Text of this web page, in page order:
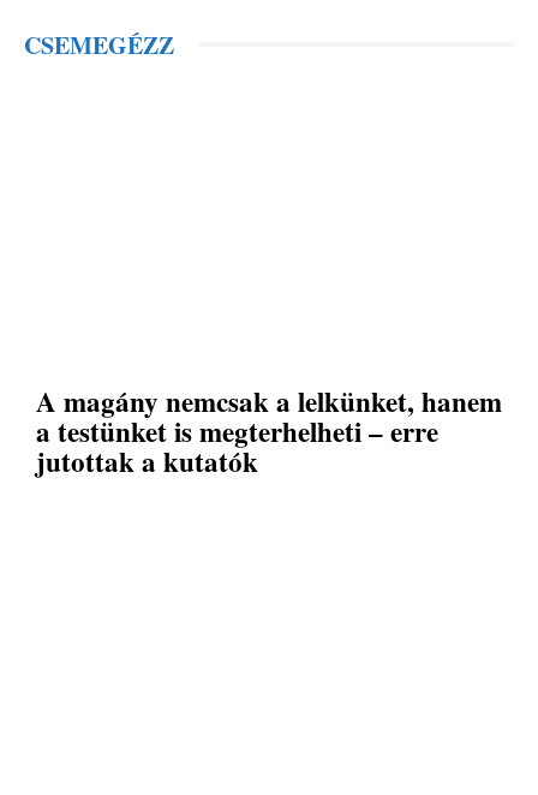
CSEMEGÉZZ
A magány nemcsak a lelkünket, hanem
a testünket is megterhelheti – erre
jutottak a kutatók